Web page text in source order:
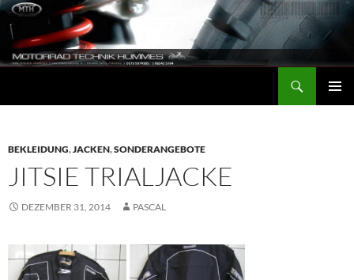
Zum
Inhalt
springen
BEKLEIDUNG,JACKEN,SONDERANGEBOTE
JITSIE TRIALJACKE
DEZEMBER 31, 2014 PASCAL